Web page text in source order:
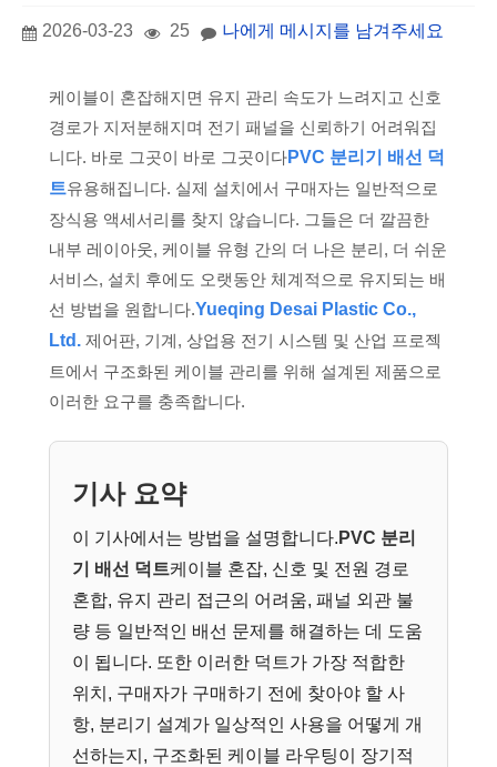
2026-03-23 25 나에게 메시지를 남겨주세요
케이블이 혼잡해지면 유지 관리 속도가 느려지고 신호
경로가 지저분해지며 전기 패널을 신뢰하기 어려워집
니다. 바로 그곳이 바로 그곳이다PVC 분리기 배선 덕
트유용해집니다. 실제 설치에서 구매자는 일반적으로
장식용 액세서리를 찾지 않습니다. 그들은 더 깔끔한
내부 레이아웃, 케이블 유형 간의 더 나은 분리, 더 쉬운
서비스, 설치 후에도 오랫동안 체계적으로 유지되는 배
선 방법을 원합니다.Yueqing Desai Plastic Co.,
Ltd. 제어판, 기계, 상업용 전기 시스템 및 산업 프로젝
트에서 구조화된 케이블 관리를 위해 설계된 제품으로
이러한 요구를 충족합니다.
기사 요약
이 기사에서는 방법을 설명합니다. PVC 분리
기 배선 덕트케이블 혼잡, 신호 및 전원 경로
혼합, 유지 관리 접근의 어려움, 패널 외관 불
량 등 일반적인 배선 문제를 해결하는 데 도움
이 됩니다. 또한 이러한 덕트가 가장 적합한
위치, 구매자가 구매하기 전에 찾아야 할 사
항, 분리기 설계가 일상적인 사용을 어떻게 개
선하는지, 구조화된 케이블 라우팅이 장기적